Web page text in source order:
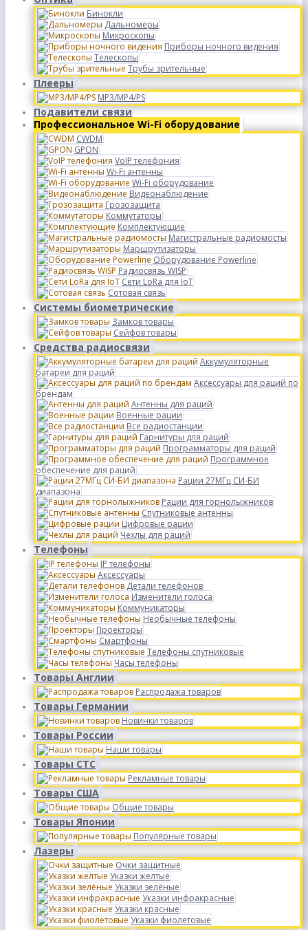
Бинокли
Дальномеры
Микроскопы
Приборы ночного видения
Телескопы
Трубы зрительные
Плееры
MP3/MP4/PS
Подавители связи
Профессиональное Wi-Fi оборудование
CWDM
GPON
VoIP телефония
Wi-Fi антенны
Wi-Fi оборудование
Видеонаблюдение
Грозозащита
Коммутаторы
Комплектующие
Магистральные радиомосты
Маршрутизаторы
Оборудование Powerline
Радиосвязь WISP
Сети LoRa для IoT
Сотовая связь
Системы биометрические
Замков товары
Сейфов товары
Средства радиосвязи
Аккумуляторные
батареи для раций
Аксессуары для раций по
брендам
Антенны для раций
Военные рации
Все радиостанции
Гарнитуры для раций
Программаторы для раций
Программное
обеспечение для раций
Рации 27МГц СИ-БИ
диапазона
Рации для горнолыжников
Спутниковые антенны
Цифровые рации
Чехлы для раций
Телефоны
IP телефоны
Аксессуары
Детали телефонов
Изменители голоса
Коммуникаторы
Необычные телефоны
Проекторы
Смартфоны
Телефоны спутниковые
Часы телефоны
Товары Англии
Распродажа товаров
Товары Германии
Новинки товаров
Товары России
Наши товары
Товары СТС
Рекламные товары
Товары США
Общие товары
Товары Японии
Популярные товары
Лазеры
Очки защитные
Указки желтые
Указки зелёные
Указки инфракрасные
Указки красные
Указки фиолетовые